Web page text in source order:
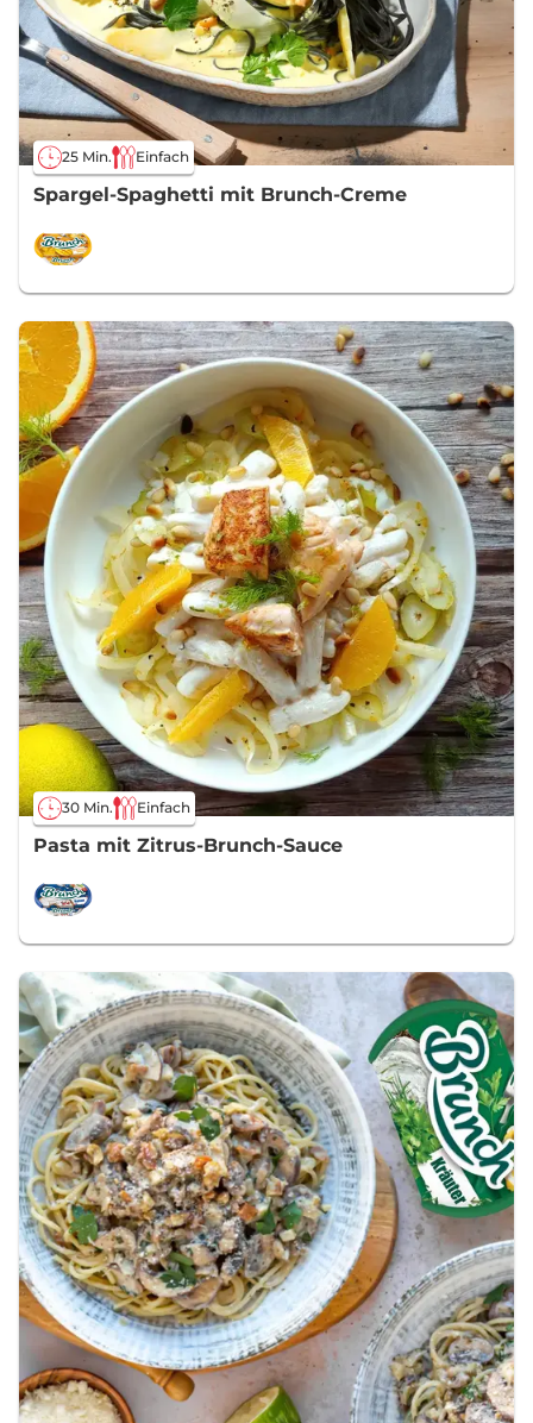
25 Min. Einfach
Spargel-Spaghetti mit Brunch-Creme
30 Min. Einfach
Pasta mit Zitrus-Brunch-Sauce